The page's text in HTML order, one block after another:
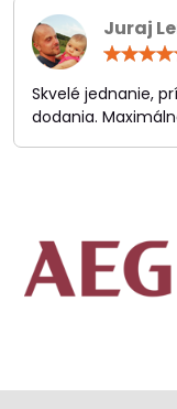
Juraj
Skvelé jednanie,
dodania.